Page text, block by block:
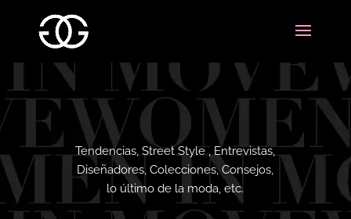
Tendencias, Street Style , Entrevistas,
Diseñadores, Colecciones, Consejos,
lo último de la moda, etc.